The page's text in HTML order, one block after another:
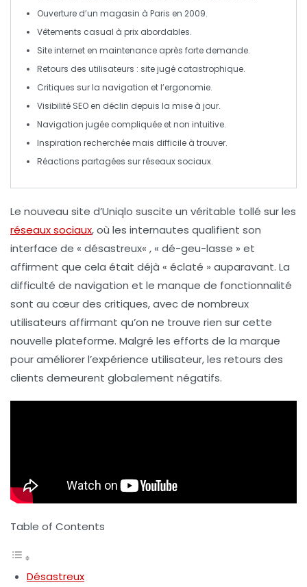
Ouverture d’un magasin à Paris en 2009.
Vêtements casual à prix abordables.
Siteinternet en maintenance après forte demande.
Retours des utilisateurs : site jugé catastrophique.
Critiques sur la navigation et l’ergonomie.
Visibilité SEO en déclin depuis la mise à jour.
Navigation jugée compliquée etnon intuitive.
Inspiration recherchée mais difficile à trouver.
Réactions partagées surréseaux sociaux.
Le nouveau site d’Uniqlo suscite un véritable tollé sur les
réseaux sociaux, où les internautes qualifient son
interface de « désastreux« , « dé-geu-lasse » et
affirment que cela était déjà « éclaté » auparavant. La
difficulté de navigation et le manque de fonctionnalité
sont au cœur des critiques, avec de nombreux
utilisateurs affirmant qu’on ne trouve rien sur cette
nouvelle plateforme. Malgré les efforts de la marque
pour améliorer l’expérience utilisateur, les retours des
clients demeurent globalement négatifs.
Table of Contents
Désastreux